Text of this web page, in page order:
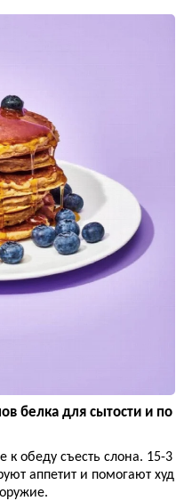
белка для сытости и по
к обеду съесть слона. 15-3
аппетит и помогают худ